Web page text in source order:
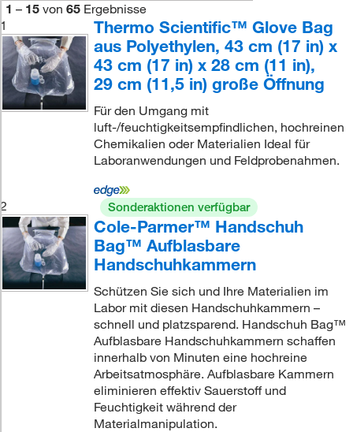
1 – 15 von 65 Ergebnisse
1
Thermo Scientific™ Glove Bag
aus Polyethylen, 43 cm (17 in) x
43 cm (17 in) x 28 cm (11 in),
29 cm (11,5 in) große Öffnung
Für den Umgang mit
luft-/feuchtigkeitsempfindlichen, hochreinen
Chemikalien oder Materialien Ideal für
Laboranwendungen und Feldprobenahmen.
2 Sonderaktionen verfügbar
Cole-Parmer™ Handschuh
Bag™ Aufblasbare
Handschuhkammern
Schützen Sie sich und Ihre Materialien im
Labor mit diesen Handschuhkammern –
schnell und platzsparend. Handschuh Bag™
Aufblasbare Handschuhkammern schaffen
innerhalb von Minuten eine hochreine
Arbeitsatmosphäre. Aufblasbare Kammern
eliminieren effektiv Sauerstoff und
Feuchtigkeit während der
Materialmanipulation.